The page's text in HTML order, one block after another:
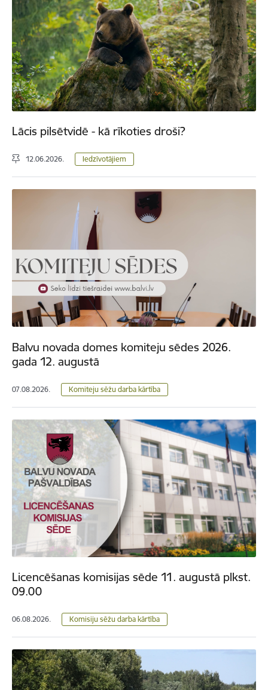
Lācis pilsētvidē - kā rīkoties droši?
12.06.2026. Iedzīvotājiem
Balvu novada domes komiteju sēdes 2026.
gada 12. augustā
07.08.2026. Komiteju sēžu darba kārtība
Licencēšanas komisijas sēde 11. augustā plkst.
09.00
06.08.2026. Komisiju sēžu darba kārtība